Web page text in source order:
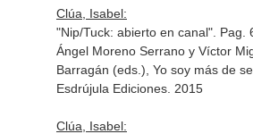
Clúa, Isabel:
"Nip/Tuck: abierto en canal". Pag.
Ángel Moreno Serrano y Víctor
Barragán (eds.), Yo soy más de
Esdrújula Ediciones. 2015
Clúa, Isabel: